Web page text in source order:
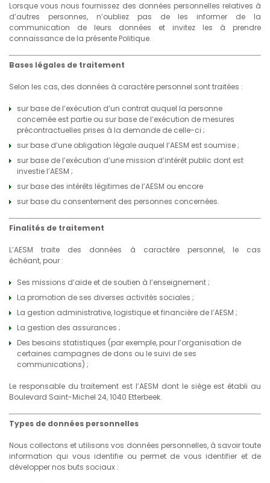
Lorsque vous nous fournissez des données personnelles relatives à
d’autres personnes, n’oubliez pas de les informer de la
communication de leurs données et invitez les à prendre
connaissance de la présente Politique.
Bases légales de traitement
Selon les cas, des données à caractère personnel sont traitées :
sur base de l’exécution d’un contrat auquel la personne
concernée est partie ou sur base de l’exécution de mesures
précontractuelles prises à la demande de celle-ci ;
sur base d’une obligation légale auquel l’AESM est soumise ;
sur base de l’exécution d’une mission d’intérêt public dont est
investie l’AESM ;
sur base des intérêts légitimes de l’AESM ou encore
sur base du consentement des personnes concernées.
Finalités de traitement
L’AESM traite des données à caractère personnel, le cas
échéant, pour :
Ses missions d’aide et de soutien à l’enseignement ;
La promotion de ses diverses activités sociales ;
La gestion administrative, logistique et financière de l’AESM ;
La gestion des assurances ;
Des besoins statistiques (par exemple, pour l’organisation de
certaines campagnes de dons ou le suivi de ses
communications) ;
Le responsable du traitement est l’AESM dont le siège est établi au
Boulevard Saint-Michel 24, 1040 Etterbeek.
Types de données personnelles
Nous collectons et utilisons vos données personnelles, à savoir toute
information qui vous identifie ou permet de vous identifier et de
développer nos buts sociaux :